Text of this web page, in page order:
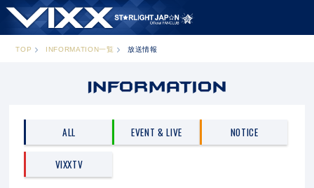
TOP INFORMATION一覧 放送情報
ALL EVENT & LIVE NOTICE
VIXXTV